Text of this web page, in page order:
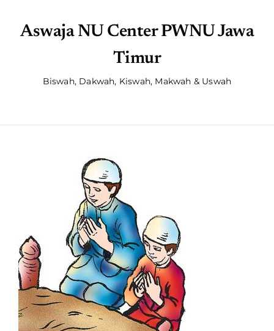
Aswaja NU Center PWNU Jawa
Timur
Biswah, Dakwah, Kiswah, Makwah & Uswah